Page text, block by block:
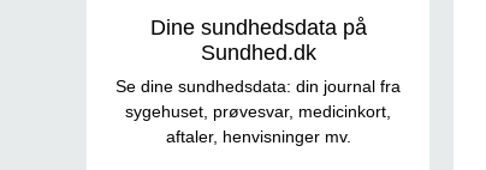
Dine sundhedsdata på
Sundhed.dk
Se dine sundhedsdata: din journal fra
sygehuset, prøvesvar, medicinkort,
aftaler, henvisninger mv.